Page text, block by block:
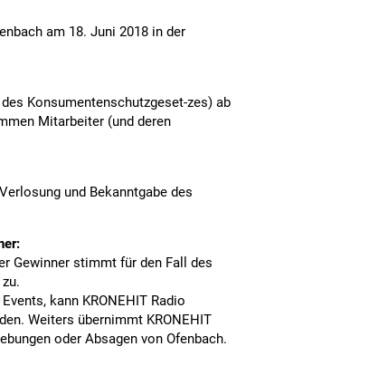
am 18. Juni 2018 in der
Konsumentenschutzgeset-zes) ab
Mitarbeiter (und deren
und Bekanntgabe des
Gewinner stimmt für den Fall des
kann KRONEHIT Radio
Weiters übernimmt KRONEHIT
oder Absagen von Ofenbach.